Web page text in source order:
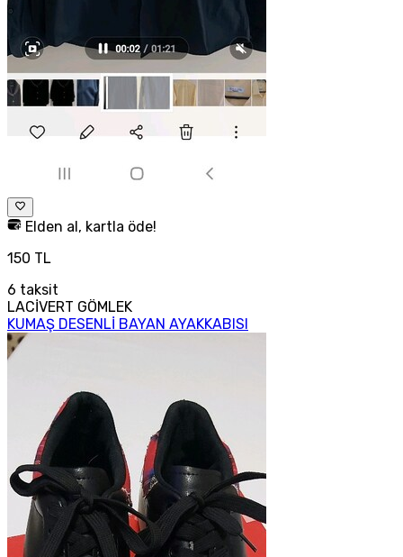
Elden al, kartla öde!
150 TL
6 taksit
LACİVERT GÖMLEK
KUMAŞ DESENLİ BAYAN AYAKKABISI